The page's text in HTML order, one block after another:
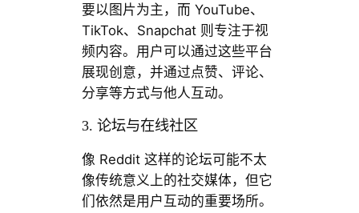
要以图片为主，而 YouTube、
TikTok、Snapchat 则专注于视
频内容。用户可以通过这些平台
展现创意，并通过点赞、评论、
分享等方式与他人互动。
3. 论坛与在线社区
像 Reddit 这样的论坛可能不太
像传统意义上的社交媒体，但它
们依然是用户互动的重要场所。